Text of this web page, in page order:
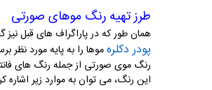
طرز تهیه رنگ موهای صورتی
همان طور که در پاراگراف های قبل نیز
پودر دکلرهموها را به پایه مورد نظر
رنگ موی صورتی از جمله رنگ های
این رنگ، می توان به موارد زیر اشاره